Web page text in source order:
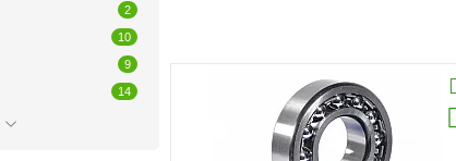
2
10
9
14